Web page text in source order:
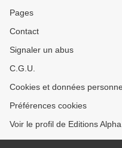
Pages
Contact
Signaler un abus
C.G.U.
Cookies et données
Préférences cookies
Voir le profil de Editions